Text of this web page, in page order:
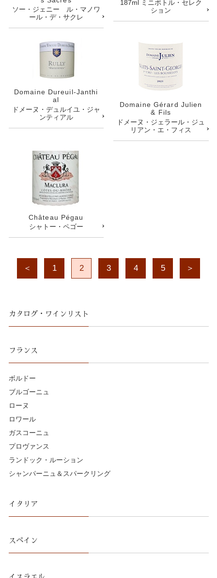
ソー・ジェニー ル・マノワ
ール・デ・サクレ
187ml ミニボトル・セレク
ション
Domaine Dureuil-Janthi
al
ドメーヌ・デュルイユ・ジャ
ンティアル
Domaine Gérard Julien
& Fils
ドメーヌ・ジェラール・ジュ
リアン・エ・フィス
Château Pégau
シャトー・ペゴー
＜ 1 2 3 4 5 ＞
カタログ・ワインリスト
フランス
ボルドー
ブルゴーニュ
ローヌ
ロワール
ガスコーニュ
プロヴァンス
ランドック・ルーション
シャンパーニュ＆スパークリング
イタリア
スペイン